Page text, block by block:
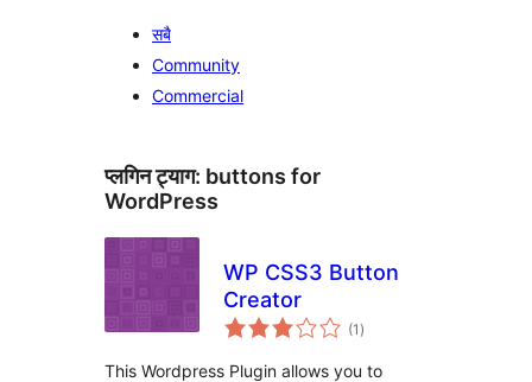
सबै
Community
Commercial
प्लगिन ट्याग: buttons for
WordPress
WP CSS3 Button
Creator
(1 कुल
रेटिङ्गहरू
)
This Wordpress Plugin allows you to